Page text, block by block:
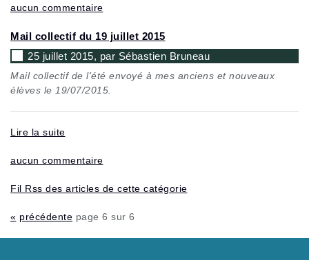
aucun commentaire
Mail collectif du 19 juillet 2015
25 juillet 2015, par Sébastien Bruneau
Mail collectif de l'été envoyé à mes anciens et nouveaux
élèves le 19/07/2015.
Lire la suite
aucun commentaire
Fil Rss des articles de cette catégorie
« précédente page 6 sur 6